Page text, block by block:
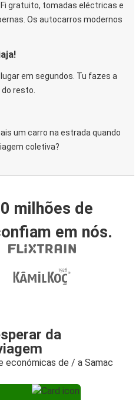
gratuito, tomadas eléctricas e
Os autocarros modernos
em segundos. Tu fazes a
resto.
um carro na estrada quando
coletiva?
milhões de
em nós.
da
económicas de / a Samac